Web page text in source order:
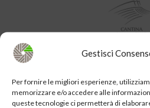
Gestisci
Per fornire le migliori esperienze,
memorizzare e/o accedere alle
queste tecnologie ci permetterà di